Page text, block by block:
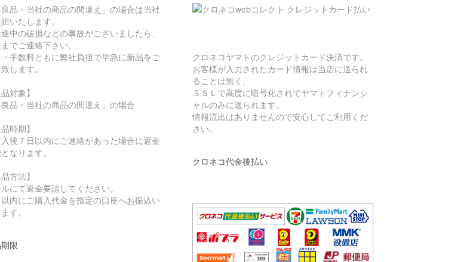
良品・当社の商品の間違え」の場合は当社
いたします。
中の破損などの事故がございましたら、
でご連絡下さい。
手数料ともに弊社負担で早急に新品をご
します。
品対象】
良品・当社の商品の間違え」の場合
品時期】
入後７日以内にご連絡があった場合に返金
なります。
品方法】
にて返金要請してください。
以内にご購入代金を指定の口座へお振込い
す。
限
クロネコヤマトのクレジットカード決済です。
お客様が入力されたカード情報は当店に送られ
ることは無く、
ＳＳＬで高度に暗号化されてヤマトフィナンシ
ャルのみに送られます。
情報流出はありませんので安心してご利用くだ
さい。
クロネコ代金後払い